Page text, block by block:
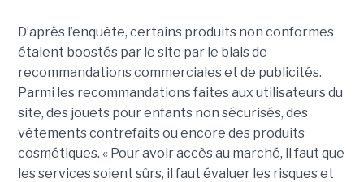
D’après l’enquête, certains produits non conformes
étaient boostés par le site par le biais de
recommandations commerciales et de publicités.
Parmi les recommandations faites aux utilisateurs du
site, des jouets pour enfants non sécurisés, des
vêtements contrefaits ou encore des produits
cosmétiques. « Pour avoir accès au marché, il faut que
les services soient sûrs, il faut évaluer les risques et